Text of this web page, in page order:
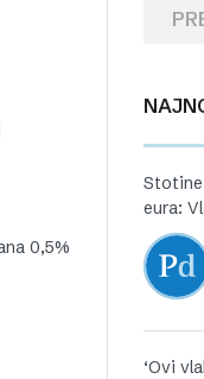
0,5%
Stotine
eura:
‘Ovi